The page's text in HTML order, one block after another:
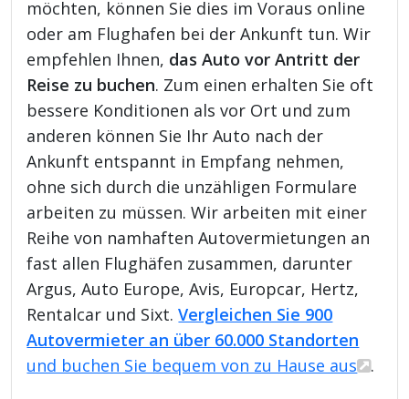
möchten, können Sie dies im Voraus online
oder am Flughafen bei der Ankunft tun. Wir
empfehlen Ihnen, das Auto vor Antritt der
Reise zu buchen. Zum einen erhalten Sie oft
bessere Konditionen als vor Ort und zum
anderen können Sie Ihr Auto nach der
Ankunft entspannt in Empfang nehmen,
ohne sich durch die unzähligen Formulare
arbeiten zu müssen. Wir arbeiten mit einer
Reihe von namhaften Autovermietungen an
fast allen Flughäfen zusammen, darunter
Argus, Auto Europe, Avis, Europcar, Hertz,
Rentalcar und Sixt.Vergleichen Sie 900
Autovermieter an über 60.000 Standorten
und buchen Sie bequem von zu Hause aus
.